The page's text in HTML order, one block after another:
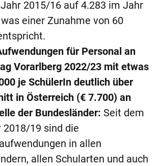
2015/16 auf 4.283 im Jahr
einer Zunahme von 60
für Personal an
Vorarlberg 2022/23 mit etwas
je SchülerIn deutlich über
in Österreich (€ 7.700) an
der Bundesländer: Seit dem
2018/19 sind die
in allen
allen Schularten und auch